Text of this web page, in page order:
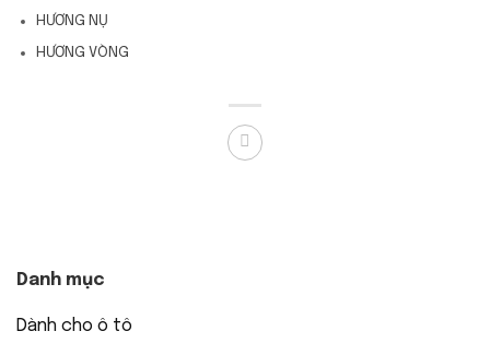
HƯƠNG NỤ
HƯƠNG VÒNG
Danh mục
Dành cho ô tô